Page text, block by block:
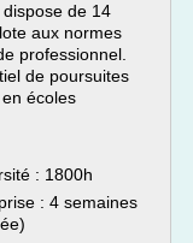
de 14
aux normes
professionnel.
de poursuites
écoles
: 1800h
: 4 semaines